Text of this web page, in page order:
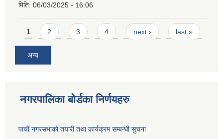
मिति: 06/03/2025 - 16:06
Pages
1 2 3 4 next › last »
अन्य
नगरपालिका बोर्डका निर्णयहरु
पाचाैं नगरसभाको तयारी तथा कार्यक्रम सम्बन्धी सुचना